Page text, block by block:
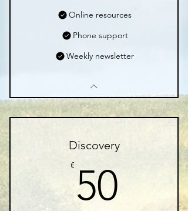
Online resources
Phone support
Weekly newsletter
Discovery
€ 50 50€